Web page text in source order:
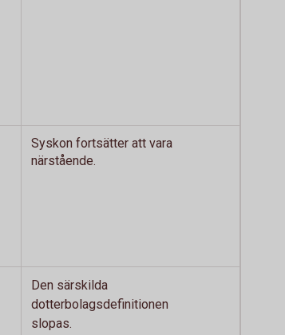
Syskon fortsätter att vara
närstående.
Den särskilda
dotterbolagsdefinitionen
slopas.